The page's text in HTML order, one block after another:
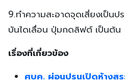
9.ทำความสะอาดจุดเสี่ยงเป็นป
บันไดเลื่อน ปุ่มกดลิฟต์ เป็นต้น
เรื่องที่เกี่ยวข้อง
ศบค. ผ่อนปรนเปิดห้างส